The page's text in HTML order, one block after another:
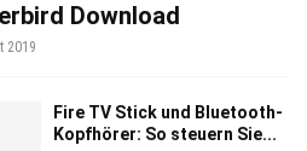
Download
2019
Fire TV Stick und Bluetooth-
Kopfhörer: So steuern Sie...